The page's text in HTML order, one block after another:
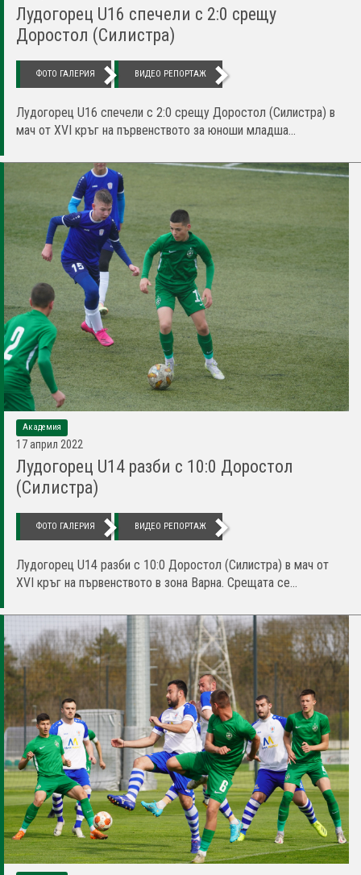
Лудогорец U16 спечели с 2:0 срещу
Доростол (Силистра)
ФОТО ГАЛЕРИЯ ВИДЕО РЕПОРТАЖ
Лудогорец U16 спечели с 2:0 срещу Доростол (Силистра) в
мач от XVI кръг на първенството за юноши младша...
Академия
17 април 2022
Лудогорец U14 разби с 10:0 Доростол
(Силистра)
ФОТО ГАЛЕРИЯ ВИДЕО РЕПОРТАЖ
Лудогорец U14 разби с 10:0 Доростол (Силистра) в мач от
XVI кръг на първенството в зона Варна. Срещата се...